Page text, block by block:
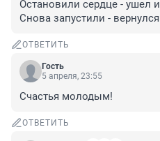
Остановили сердце - ушел
Снова запустили -
ОТВЕТИТЬ
Гость
5 апреля, 23:55
Счастья молодым!
ОТВЕТИТЬ